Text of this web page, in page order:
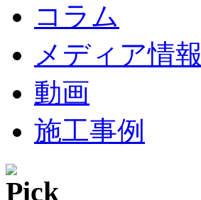
コラム
メディア情報
動画
施工事例